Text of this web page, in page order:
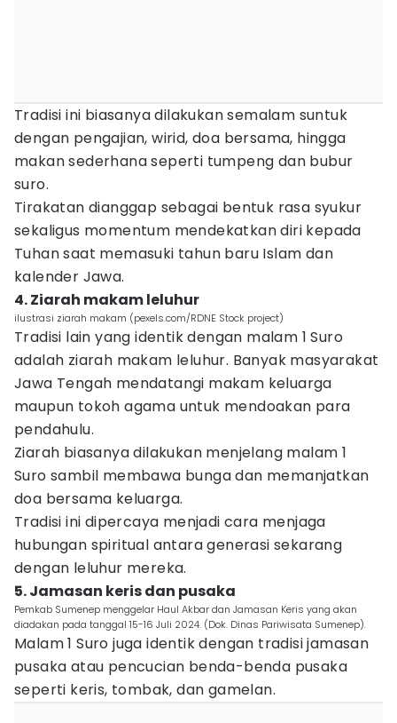
Tradisi ini biasanya dilakukan semalam suntuk
dengan pengajian, wirid, doa bersama, hingga
makan sederhana seperti tumpeng dan bubur
suro.
Tirakatan dianggap sebagai bentuk rasa syukur
sekaligus momentum mendekatkan diri kepada
Tuhan saat memasuki tahun baru Islam dan
kalender Jawa.
4. Ziarah makam leluhur
ilustrasi ziarah makam (pexels.com/RDNE Stock project)
Tradisi lain yang identik dengan malam 1 Suro
adalah ziarah makam leluhur. Banyak masyarakat
Jawa Tengah mendatangi makam keluarga
maupun tokoh agama untuk mendoakan para
pendahulu.
Ziarah biasanya dilakukan menjelang malam 1
Suro sambil membawa bunga dan memanjatkan
doa bersama keluarga.
Tradisi ini dipercaya menjadi cara menjaga
hubungan spiritual antara generasi sekarang
dengan leluhur mereka.
5. Jamasan keris dan pusaka
Pemkab Sumenep menggelar Haul Akbar dan Jamasan Keris yang akan
diadakan pada tanggal 15-16 Juli 2024. (Dok. Dinas Pariwisata Sumenep).
Malam 1 Suro juga identik dengan tradisi jamasan
pusaka atau pencucian benda-benda pusaka
seperti keris, tombak, dan gamelan.